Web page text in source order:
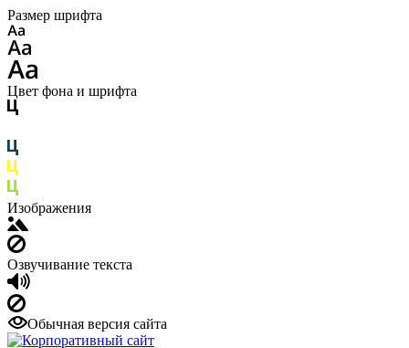
Размер шрифта
Цвет фона и шрифта
Изображения
Озвучивание текста
Обычная версия сайта